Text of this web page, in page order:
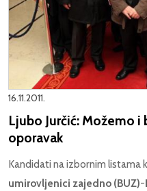
16.11.2011.
Ljubo Jurčić: Možemo
oporavak
Kandidati na izbornim listama
umirovljenici zajedno (BUZ)-